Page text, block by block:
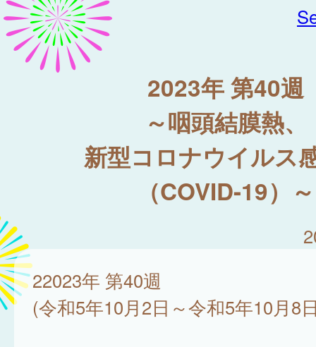
2023年 第40週
～咽頭結膜熱、
新型コロナウイルス
（COVID-19）～
22023年 第40週
(令和5年10月2日～令和5年10月8